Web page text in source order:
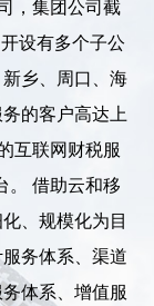
，集团公司截
设有多个子公
乡、周口、海
的客户高达上
互联网财税服
。 借助云和移
、规模化为目
务体系、渠道
体系、增值服